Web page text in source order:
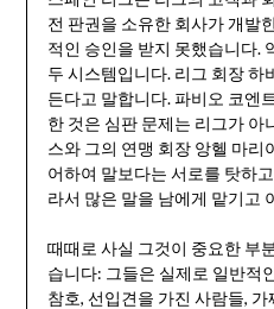
전 판권을 소유한 회사가 개발
적인 승인을 받지 못했습니다.
두 시스템입니다. 리그 회장 하
든다고 말합니다. 파비오 코엔
한 것은 심판 문제는 리그가 아
스와 그의 연맹 회장 앙헬 마리
어하여 말보다는 서로를 탓하
라서 많은 말을 남에게 맡기고
때때로 사실 그것이 중요한 부
습니다: 그들은 실제로 일반적
참호, 선입견을 가진 사람들,